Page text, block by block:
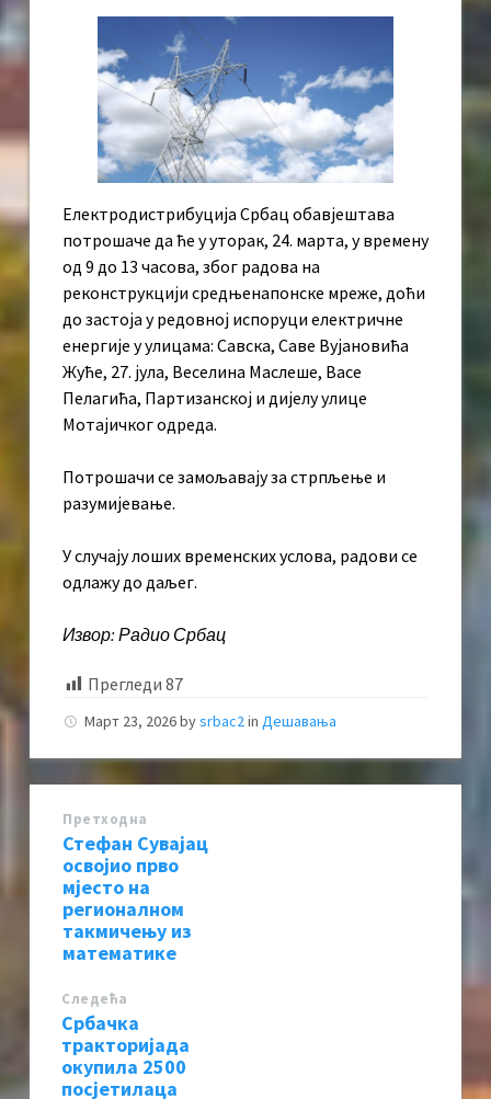
Електродистрибуција Србац обавјештава
потрошаче да ће у уторак, 24. марта, у времену
од 9 до 13 часова, због радова на
реконструкцији средњенапонске мреже, доћи
до застоја у редовној испоруци електричне
енергије у улицама: Савска, Саве Вујановића
Жуће, 27. јула, Веселина Маслеше, Васе
Пелагића, Партизанској и дијелу улице
Мотајичког одреда.
Потрошачи се замољавају за стрпљење и
разумијевање.
У случају лоших временских услова, радови се
одлажу до даљег.
Извор: Радио Србац
Прегледи 87
Март 23, 2026bysrbac2in Дешавања
Претходна
Стефан Сувајац
освојио прво
мјесто на
регионалном
такмичењу из
математике
Следећa
Србачка
тракторијада
окупила 2500
посјетилаца